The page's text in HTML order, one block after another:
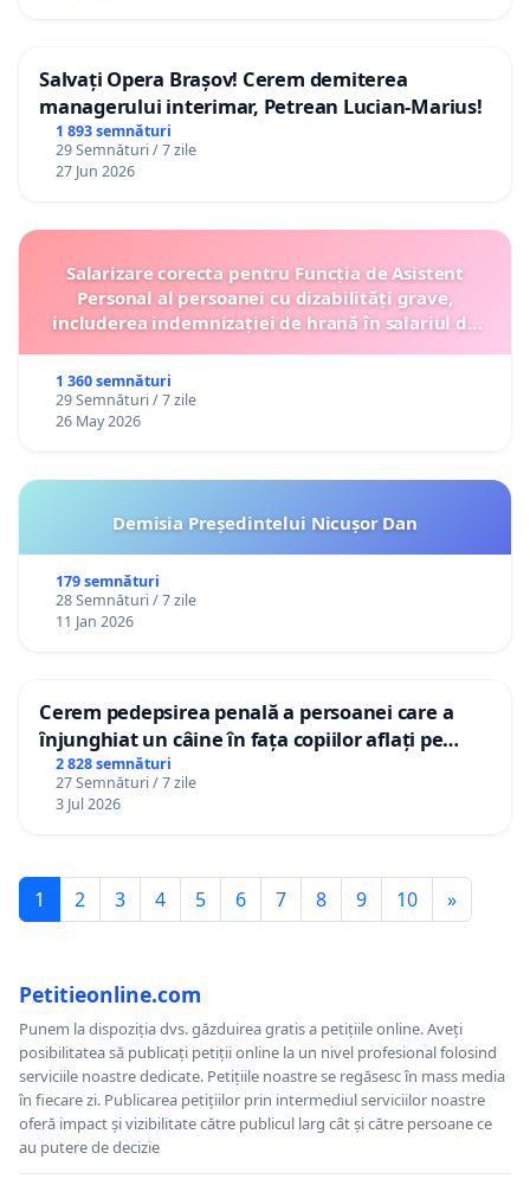
Salvați Opera Brașov! Cerem demiterea
managerului interimar, Petrean Lucian-Marius!
1 893 semnături
29 Semnături / 7 zile
27 Jun 2026
Salarizare corecta pentru Funcția de Asistent
Personal al persoanei cu dizabilități grave,
includerea indemnizației de hrană în salariul de
1 360 semnături
29 Semnături / 7 zile
26 May 2026
Demisia Președintelui Nicușor Dan
179 semnături
28 Semnături / 7 zile
11 Jan 2026
Cerem pedepsirea penală a persoanei care a
înjunghiat un câine în fața copiilor aflați pe
terasă, in orașul Florești.
2 828 semnături
27 Semnături / 7 zile
3 Jul 2026
1 2 3 4 5 6 7 8 9 10 »
Petitieonline.com
Punem la dispoziția dvs. găzduirea gratis a petițiile online. Aveți
posibilitatea să publicați petiții online la un nivel profesional folosind
serviciile noastre dedicate. Petițiile noastre se regăsesc în mass media
în fiecare zi. Publicarea petițiilor prin intermediul serviciilor noastre
oferă impact și vizibilitate către publicul larg cât și către persoane ce
au putere de decizie